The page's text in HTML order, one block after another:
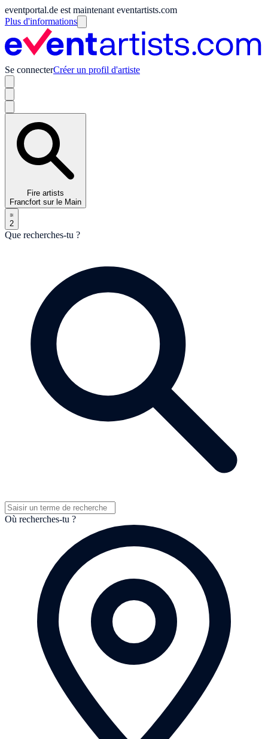
eventportal.de est maintenant eventartists.com
Plus d'informations
Se connecterCréer un profil d'artiste
Fire artists
Francfort sur le Main
2
Que recherches-tu ?
Où recherches-tu ?